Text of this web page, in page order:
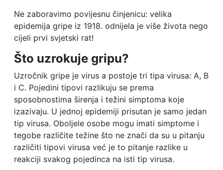
Ne zaboravimo povijesnu činjenicu: velika
epidemija gripe iz 1918. odnijela je više života nego
cijeli prvi svjetski rat!
Što uzrokuje gripu?
Uzročnik gripe je virus a postoje tri tipa virusa: A, B
i C. Pojedini tipovi razlikuju se prema
sposobnostima širenja i težini simptoma koje
izazivaju. U jednoj epidemiji prisutan je samo jedan
tip virusa. Oboljele osobe mogu imati simptome i
tegobe različite težine što ne znači da su u pitanju
različiti tipovi virusa već je to pitanje razlike u
reakciji svakog pojedinca na isti tip virusa.